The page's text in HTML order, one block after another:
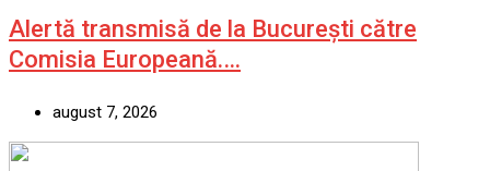
Alertă transmisă de la București către
Comisia Europeană.…
august 7, 2026